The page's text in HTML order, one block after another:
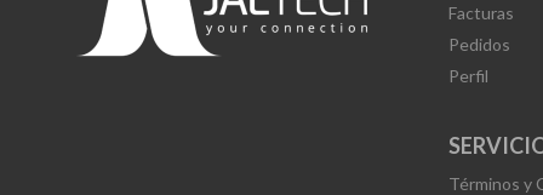
Facturas
Pedidos
Perfil
Términos y